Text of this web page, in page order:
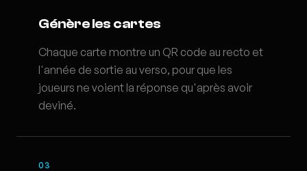
Génère les cartes
Chaque carte montre un QR code au recto et
l'année de sortie au verso, pour que les
joueurs ne voient la réponse qu'après avoir
deviné.
03